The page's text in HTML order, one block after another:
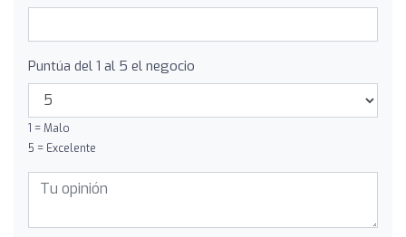
Puntúa del 1 al 5 el negocio
1 = Malo
5 = Excelente